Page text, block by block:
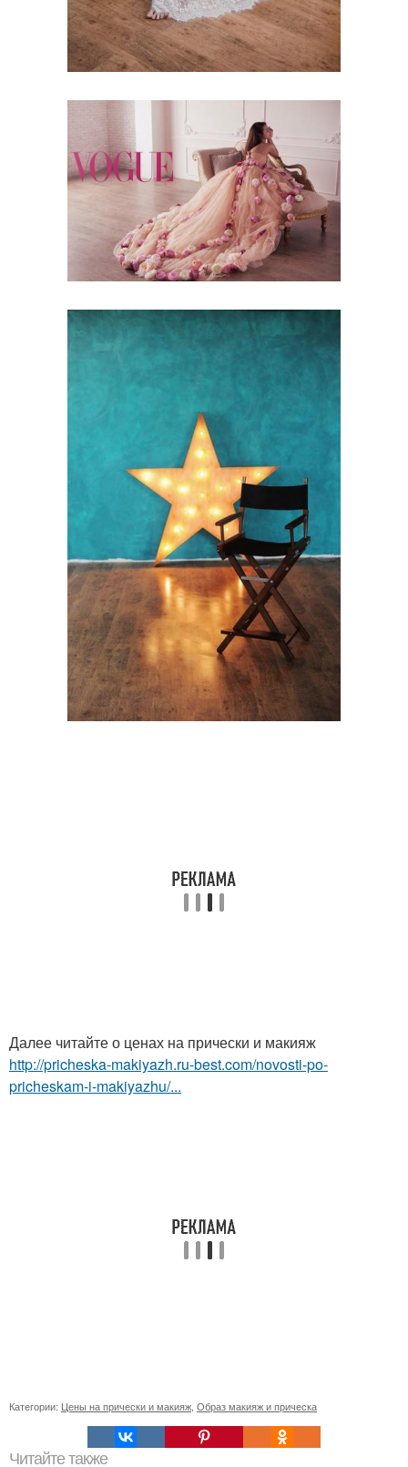
Далее читайте о ценах на прически и макияж
http://pricheska-makiyazh.ru-best.com/novosti-po-
pricheskam-i-makiyazhu/...
Категории: Цены на прически и макияж Образ макияж и прическа
Читайте также